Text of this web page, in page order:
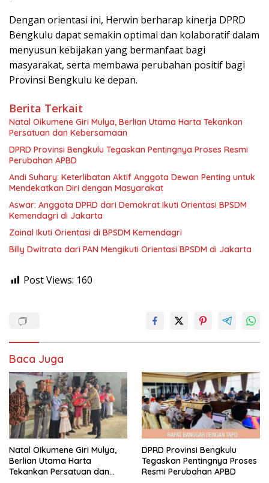
Dengan orientasi ini, Herwin berharap kinerja DPRD
Bengkulu dapat semakin optimal dan kolaboratif dalam
menyusun kebijakan yang bermanfaat bagi
masyarakat, serta membawa perubahan positif bagi
Provinsi Bengkulu ke depan.
Berita Terkait
‎Natal Oikumene Giri Mulya, Berlian Utama Harta Tekankan
Persatuan dan Kebersamaan
DPRD Provinsi Bengkulu Tegaskan Pentingnya Proses Resmi
Perubahan APBD
Andi Suhary: Keterlibatan Aktif Anggota Dewan Penting untuk
Mendekatkan Diri dengan Masyarakat
Aswar: Anggota DPRD dari Demokrat Ikuti Orientasi BPSDM
Kemendagri di Jakarta
Zainal Ikuti Orientasi di BPSDM Kemendagri
Billy Dwitrata dari PAN Mengikuti Orientasi BPSDM di Jakarta
Post Views: 160
Baca Juga
‎Natal Oikumene Giri Mulya,
Berlian Utama Harta
Tekankan Persatuan dan
DPRD Provinsi Bengkulu
Tegaskan Pentingnya Proses
Resmi Perubahan APBD